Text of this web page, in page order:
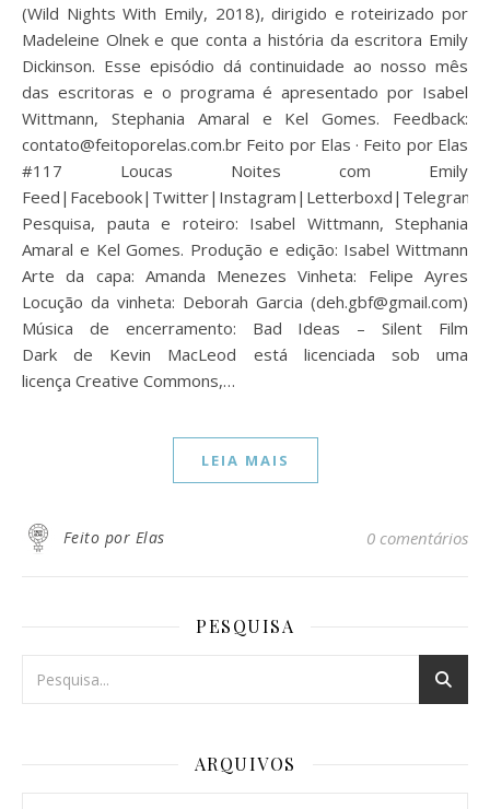
(Wild Nights With Emily, 2018), dirigido e roteirizado por
Madeleine Olnek e que conta a história da escritora Emily
Dickinson. Esse episódio dá continuidade ao nosso mês
das escritoras e o programa é apresentado por Isabel
Wittmann, Stephania Amaral e Kel Gomes. Feedback:
contato@feitoporelas.com.br Feito por Elas · Feito por Elas
#117 Loucas Noites com Emily
Feed|Facebook|Twitter|Instagram|Letterboxd|Telegram
Pesquisa, pauta e roteiro: Isabel Wittmann, Stephania
Amaral e Kel Gomes. Produção e edição: Isabel Wittmann
Arte da capa: Amanda Menezes Vinheta: Felipe Ayres
Locução da vinheta: Deborah Garcia (deh.gbf@gmail.com)
Música de encerramento: Bad Ideas – Silent Film
Dark de Kevin MacLeod está licenciada sob uma
licença Creative Commons,…
LEIA MAIS
Feito por Elas 0 comentários
PESQUISA
ARQUIVOS